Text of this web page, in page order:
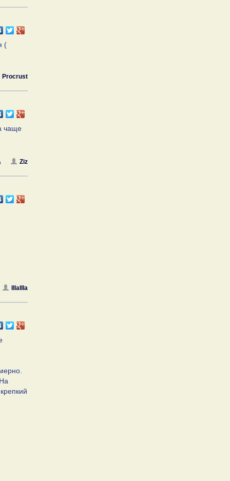
(
Procrust
чаще
Ziz
IIIaIIIa